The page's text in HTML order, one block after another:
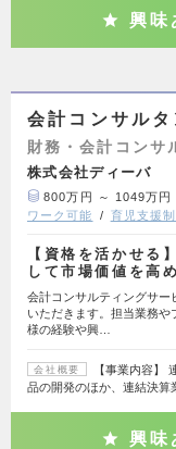
興味
会計コンサルタ
財務・会計コンサ
株式会社ディーバ
800万円 ～ 1049万円
ワーク可能
育児支援
【資格を活かせる
して市場価値を高
会計コンサルティングサー
いただきます。担当業務や
様の経験や興…
会社概要
【事業内容】
品の開発のほか、連結決算
興味